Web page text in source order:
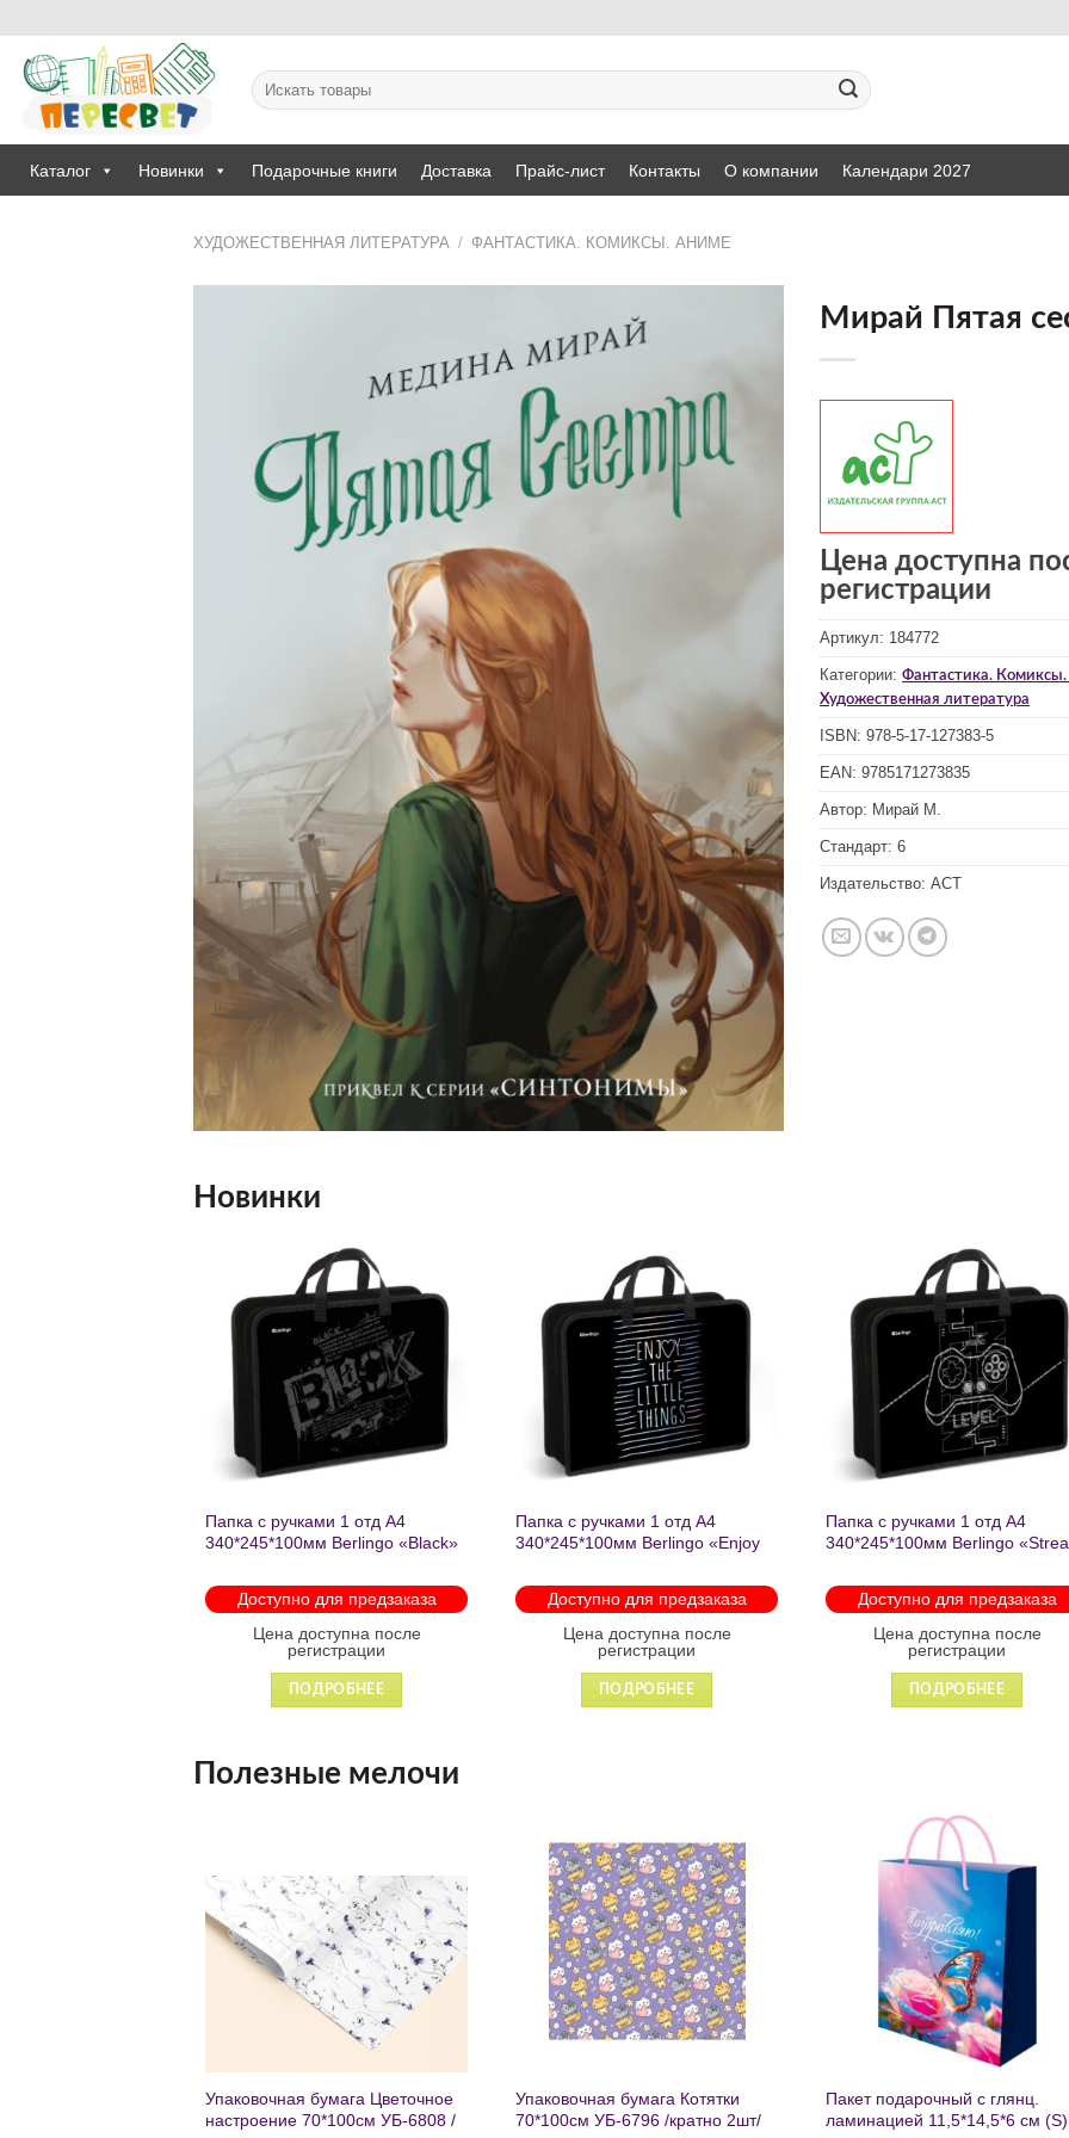
content
Искать:
Каталог Новинки Подарочные книги Доставка Прайс-лист Контакты О компании Календари 2027
ХУДОЖЕСТВЕННАЯ ЛИТЕРАТУРА / ФАНТАСТИКА. КОМИКСЫ. АНИМЕ
В СПИСОК
ЖЕЛАНИЙ
Мирай Пятая
Цена доступна
регистрации
Артикул: 184772
Категории: Фантастика.
Художественная литература
ISBN: 978-5-17-127383-5
EAN: 9785171273835
Автор: Мирай М.
Стандарт: 6
Издательство: АСТ
Новинки
Добавить
в список
желаний
Папка с ручками 1 отд А4
340*245*100мм Berlingo «Black»
Доступно для предзаказа
Цена доступна после
регистрации
ПОДРОБНЕЕ
Добавить
в список
желаний
Папка с ручками 1 отд А4
340*245*100мм Berlingo «Enjoy
молнии 1215
Доступно для предзаказа
Цена доступна после
регистрации
ПОДРОБНЕЕ
Добавить
в список
Папка с ручками 1 отд А4
340*245*100мм Berlingo
Доступно для предзаказа
Цена доступна после
регистрации
ПОДРОБНЕЕ
Полезные мелочи
Добавить
в список
желаний
Упаковочная бумага Цветочное
настроение 70*100см УБ-6808 /
Добавить
в список
желаний
Упаковочная бумага Котятки
70*100см УБ-6796 /кратно 2шт/
Добавить
Пакет подарочный с глянц.
ламинацией 11,5*14,5*6 см (S)